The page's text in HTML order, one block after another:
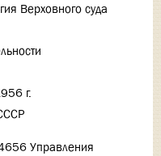
Верховного суда
г.
Управления